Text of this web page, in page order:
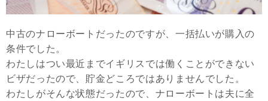
中古のナローボートだったのですが、一括払いが購入の
条件でした。
わたしはつい最近までイギリスでは働くことができない
ビザだったので、貯金どころではありませんでした。
わたしがそんな状態だったので、ナローボートは夫に全